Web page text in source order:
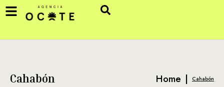
Cahabón Home | Cahabón